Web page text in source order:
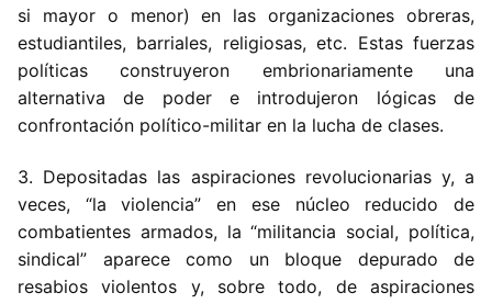
si mayor o menor) en las organizaciones obreras,
estudiantiles, barriales, religiosas, etc. Estas fuerzas
políticas construyeron embrionariamente una
alternativa de poder e introdujeron lógicas de
confrontación político-militar en la lucha de clases.
3. Depositadas las aspiraciones revolucionarias y, a
veces, “la violencia” en ese núcleo reducido de
combatientes armados, la “militancia social, política,
sindical” aparece como un bloque depurado de
resabios violentos y, sobre todo, de aspiraciones